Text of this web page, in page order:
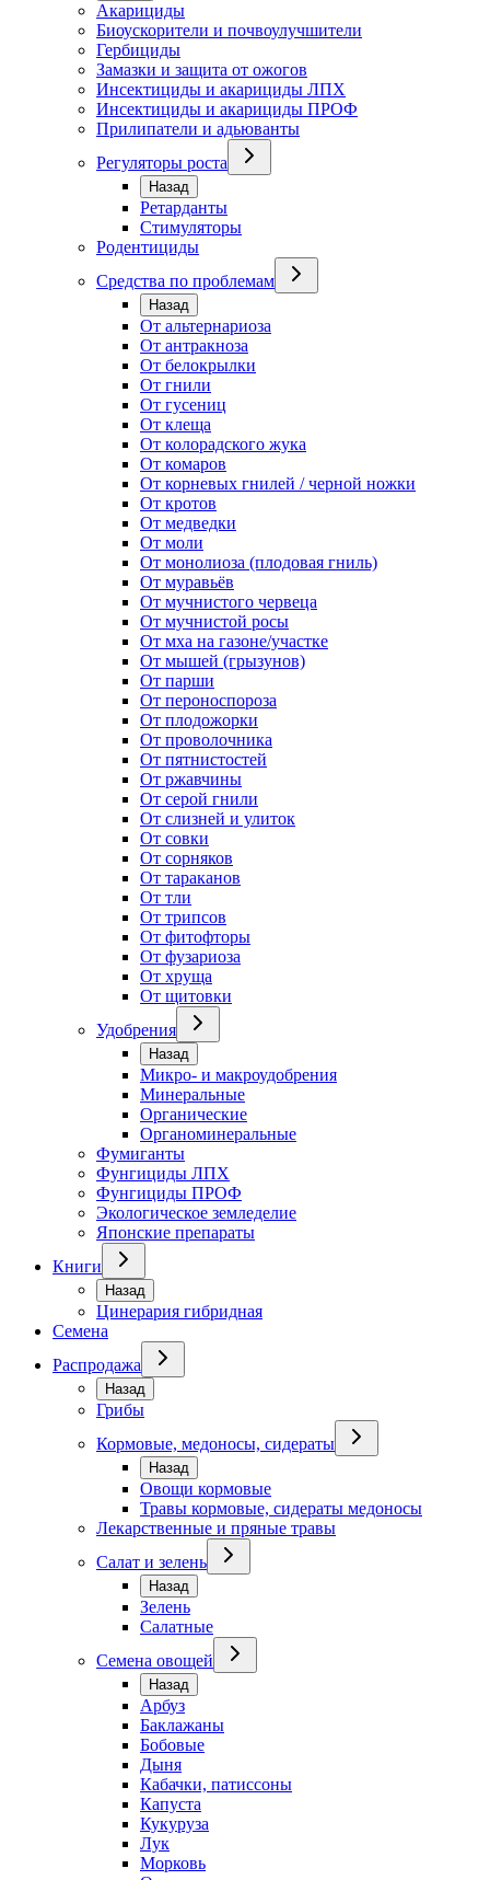
Акарициды
Биоускорители и почвоулучшители
Гербициды
Замазки и защита от ожогов
Инсектициды и акарициды ЛПХ
Инсектициды и акарициды ПРОФ
Прилипатели и адьюванты
Регуляторы роста
Назад
Ретарданты
Стимуляторы
Родентициды
Средства по проблемам
Назад
От альтернариоза
От антракноза
От белокрылки
От гнили
От гусениц
От клеща
От колорадского жука
От комаров
От корневых гнилей / черной ножки
От кротов
От медведки
От моли
От монолиоза (плодовая гниль)
От муравьёв
От мучнистого червеца
От мучнистой росы
От мха на газоне/участке
От мышей (грызунов)
От парши
От пероноспороза
От плодожорки
От проволочника
От пятнистостей
От ржавчины
От серой гнили
От слизней и улиток
От совки
От сорняков
От тараканов
От тли
От трипсов
От фитофторы
От фузариоза
От хруща
От щитовки
Удобрения
Назад
Микро- и макроудобрения
Минеральные
Органические
Органоминеральные
Фумиганты
Фунгициды ЛПХ
Фунгициды ПРОФ
Экологическое земледелие
Японские препараты
Книги
Назад
Цинерария гибридная
Семена
Распродажа
Назад
Грибы
Кормовые, медоносы, сидераты
Назад
Овощи кормовые
Травы кормовые, сидераты медоносы
Лекарственные и пряные травы
Салат и зелень
Назад
Зелень
Салатные
Семена овощей
Назад
Арбуз
Баклажаны
Бобовые
Дыня
Кабачки, патиссоны
Капуста
Кукуруза
Лук
Морковь